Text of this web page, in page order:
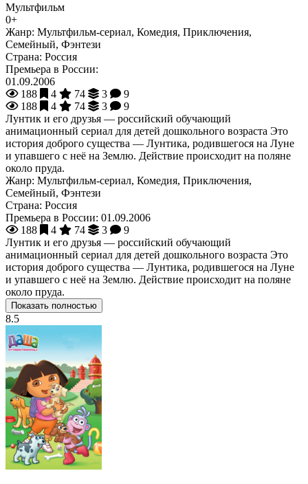
Мультфильм
0+
Жанр: Мультфильм-сериал, Комедия, Приключения,
Семейный, Фэнтези
Страна: Россия
Премьера в России:
01.09.2006
188
4 74 3
9
188
4 74 3
9
Лунтик и его друзья — российский обучающий
анимационный сериал для детей дошкольного возраста Это
история доброго существа — Лунтика, родившегося на Луне
и упавшего с неё на Землю. Действие происходит на поляне
около пруда.
Жанр: Мультфильм-сериал, Комедия, Приключения,
Семейный, Фэнтези
Страна: Россия
Премьера в России: 01.09.2006
188
4 74 3
9
Лунтик и его друзья — российский обучающий
анимационный сериал для детей дошкольного возраста Это
история доброго существа — Лунтика, родившегося на Луне
и упавшего с неё на Землю. Действие происходит на поляне
около пруда.
Показать полностью
8.5